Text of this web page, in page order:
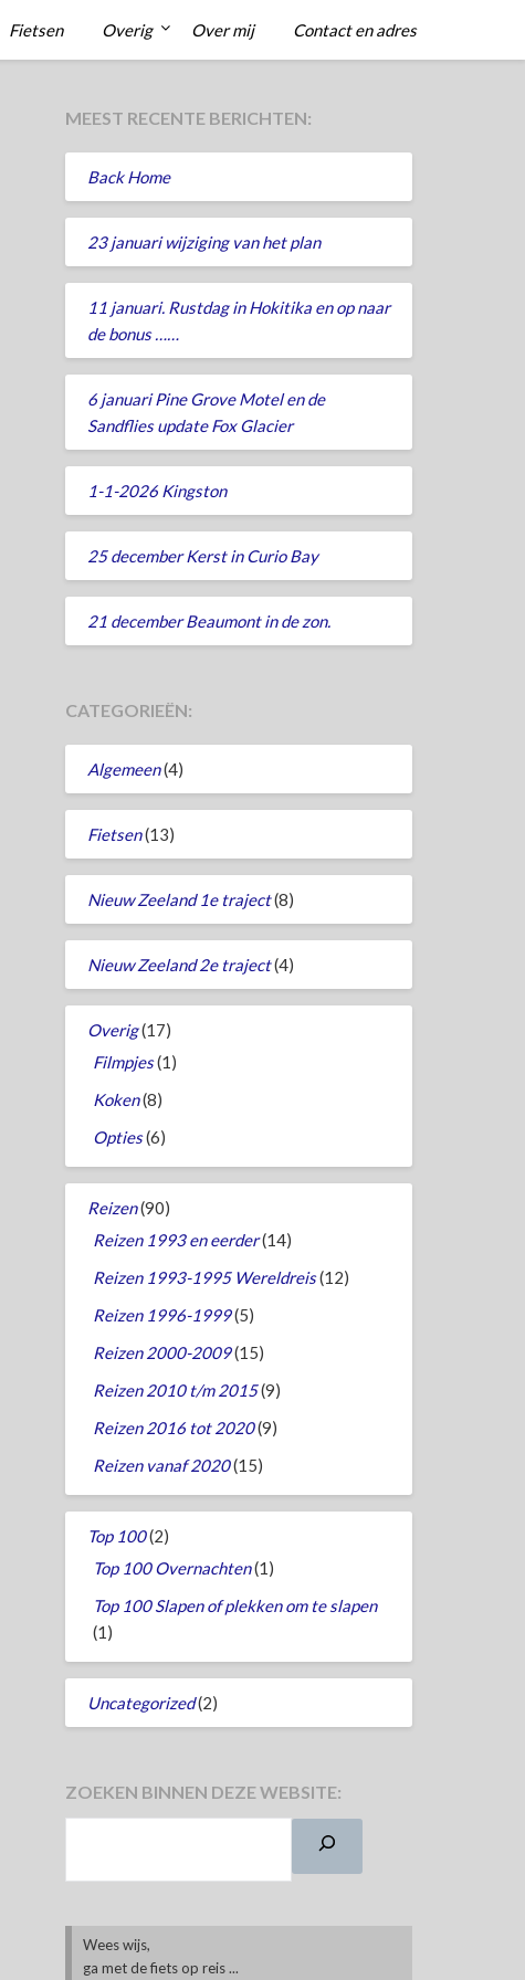
Fietsen Overig Over mij Contact en adres
MEEST RECENTE BERICHTEN:
Back Home
23 januari wijziging van het plan
11 januari. Rustdag in Hokitika en op naar
de bonus ……
6 januari Pine Grove Motel en de
Sandflies update Fox Glacier
1-1-2026 Kingston
25 december Kerst in Curio Bay
21 december Beaumont in de zon.
CATEGORIEËN:
Algemeen(4)
Fietsen(13)
Nieuw Zeeland 1e traject(8)
Nieuw Zeeland 2e traject(4)
Overig(17)
Filmpjes(1)
Koken(8)
Opties(6)
Reizen(90)
Reizen 1993 en eerder(14)
Reizen 1993-1995 Wereldreis(12)
Reizen 1996-1999(5)
Reizen 2000-2009(15)
Reizen 2010 t/m 2015(9)
Reizen 2016 tot 2020(9)
Reizen vanaf 2020(15)
Top 100(2)
Top 100 Overnachten(1)
Top 100 Slapen of plekken om te slapen
(1)
Uncategorized(2)
ZOEKEN BINNEN DEZE WEBSITE:
Wees wijs,
ga met de fiets op reis ...